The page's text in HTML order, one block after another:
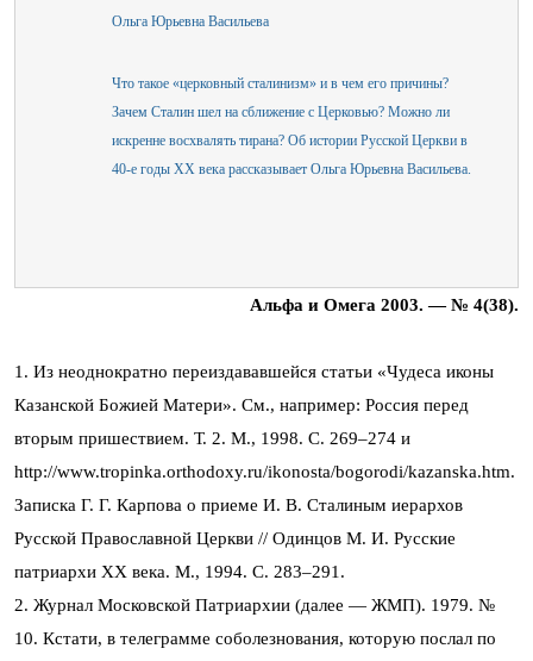
Ольга Юрьевна Васильева
Что такое «церковный сталинизм» и в чем его причины?
Зачем Сталин шел на сближение с Церковью? Можно ли
искренне восхвалять тирана? Об истории Русской Церкви в
40-е годы ХХ века рассказывает Ольга Юрьевна Васильева.
Альфа и Омега 2003. — № 4(38).
1. Из неоднократно переиздававшейся статьи «Чудеса иконы
Казанской Божией Матери». См., например: Россия перед
вторым пришествием. Т. 2. М., 1998. С. 269–274 и
http://www.tropinka.orthodoxy.ru/ikonosta/bogorodi/kazanska.htm.
Записка Г. Г. Карпова о приеме И. В. Сталиным иерархов
Русской Православной Церкви // Одинцов М. И. Русские
патриархи ХХ века. М., 1994. С. 283–291.
2. Журнал Московской Патриархии (далее — ЖМП). 1979. №
10. Кстати, в телеграмме соболезнования, которую послал по